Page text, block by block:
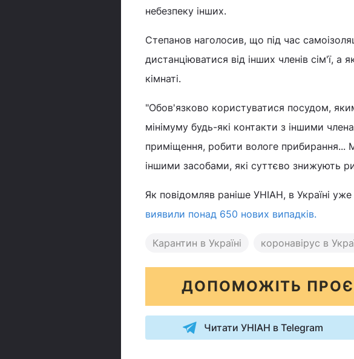
небезпеку інших.
Степанов наголосив, що під час
дистанціюватися від інших членів сім'ї,
кімнаті.
"Обов'язково користуватися посудом,
мінімуму будь-які контакти з іншими
приміщення, робити вологе прибирання...
іншими засобами, які суттєво знижують
Як повідомляв раніше УНІАН, в Україні
виявили понад 650 нових випадків.
Карантин в Україні коронавірус в
ДОПОМОЖІТЬ
Читати УНІАН в Telegram